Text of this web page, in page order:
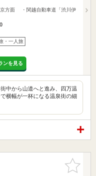
京方面 ・関越自動車道「渋川伊
・一人旅
ンを見る
中から山道へと進み、四万温
横幅が一杯になる温泉街の細
お気に入
りに追加